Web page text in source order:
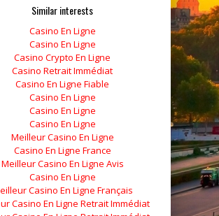
Similar interests
Casino En Ligne
Casino En Ligne
Casino Crypto En Ligne
Casino Retrait Immédiat
Casino En Ligne Fiable
Casino En Ligne
Casino En Ligne
Casino En Ligne
Meilleur Casino En Ligne
Casino En Ligne France
Meilleur Casino En Ligne Avis
Casino En Ligne
Casino En Ligne Français
Casino En Ligne Retrait Immédiat